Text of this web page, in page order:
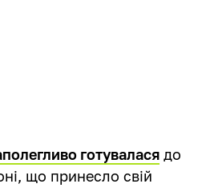
готувалася до
що принесло свій